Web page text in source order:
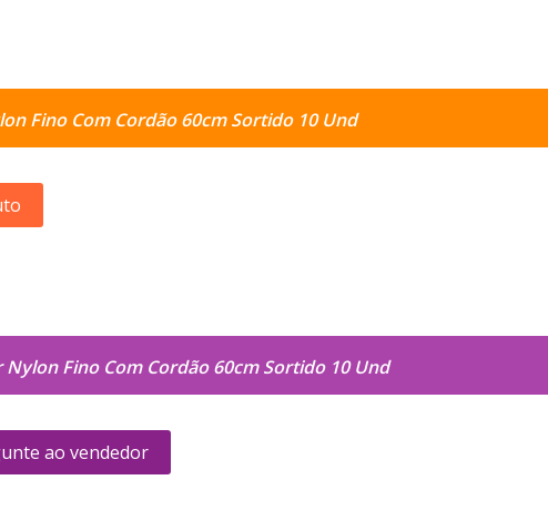
Fino Com Cordão 60cm Sortido 10 Und
Nylon Fino Com Cordão 60cm Sortido 10 Und
ao vendedor